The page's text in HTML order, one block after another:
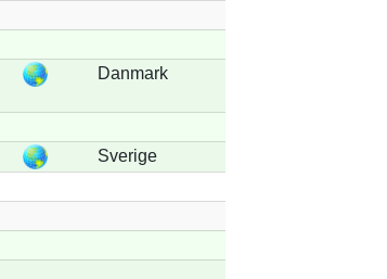
Danmark
Sverige